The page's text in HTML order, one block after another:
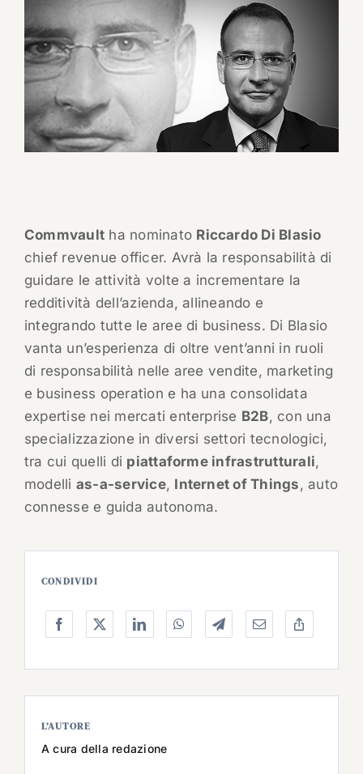
Commvault ha nominato Riccardo Di Blasio
chief revenue officer. Avrà la responsabilità di
guidare le attività volte a incrementare la
redditività dell’azienda, allineando e
integrando tutte le aree di business. Di Blasio
vanta un’esperienza di oltre vent’anni in ruoli
di responsabilità nelle aree vendite, marketing
e business operation e ha una consolidata
expertise nei mercati enterprise B2B, con una
specializzazione in diversi settori tecnologici,
tra cui quelli di piattaforme infrastrutturali,
modelli as-a-service, Internet of Things, auto
connesse e guida autonoma.
CONDIVIDI
L’AUTORE
A cura della redazione